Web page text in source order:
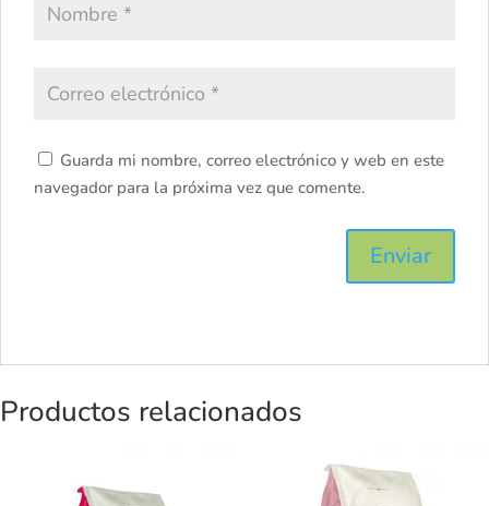
Guarda mi nombre, correo electrónico y web en este
navegador para la próxima vez que comente.
Productos relacionados